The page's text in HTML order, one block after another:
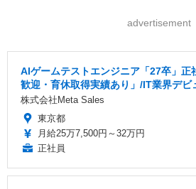
advertisement
AIゲームテストエンジニア「27卒」正
歓迎・育休取得実績あり」/IT業界デビ
株式会社Meta Sales
東京都
月給25万7,500円～32万円
正社員